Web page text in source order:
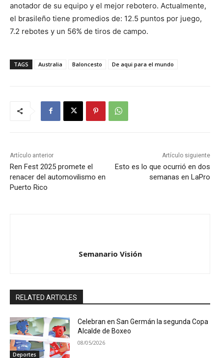
anotador de su equipo y el mejor rebotero. Actualmente,
el brasileño tiene promedios de: 12.5 puntos por juego,
7.2 rebotes y un 56% de tiros de campo.
TAGS Australia Baloncesto De aqui para el mundo
Artículo anterior
Ren Fest 2025 promete el
renacer del automovilismo en
Puerto Rico
Artículo siguiente
Esto es lo que ocurrió en dos
semanas en LaPro
Semanario Visión
RELATED ARTICLES
Deportes
Celebran en San Germán la segunda Copa
Alcalde de Boxeo
08/05/2026